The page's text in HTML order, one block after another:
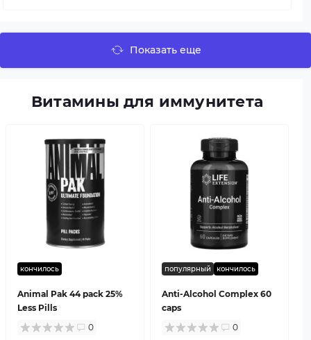
Показать еще
Витамины для иммунитета
кончилось
Animal Pak 44 pack 25%
Less Pills
0
популярный кончилось
Anti-Alcohol Complex 60
caps
0